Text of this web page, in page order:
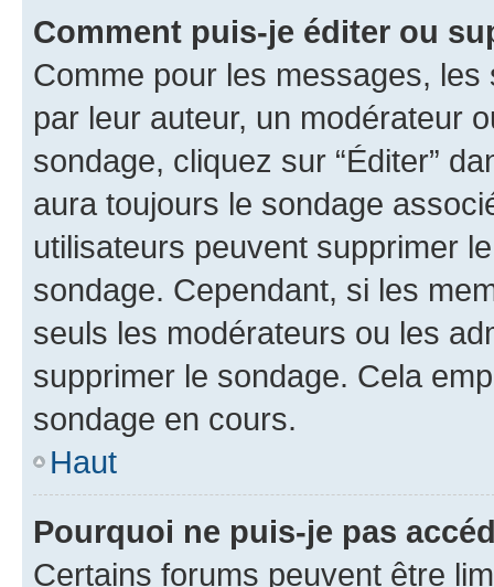
Comment puis-je éditer ou
Comme pour les messages,
par leur auteur, un modérateur
sondage, cliquez sur “Éditer”
aura toujours le sondage
utilisateurs peuvent supprimer
sondage. Cependant, si les
seuls les modérateurs ou les
supprimer le sondage. Cela
sondage en cours.
Haut
Pourquoi ne puis-je pas
Certains forums peuvent être